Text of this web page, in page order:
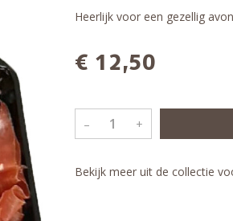
Heerlijk voor een gezellig
€ 12,50
– +
Bekijk meer uit de collectie